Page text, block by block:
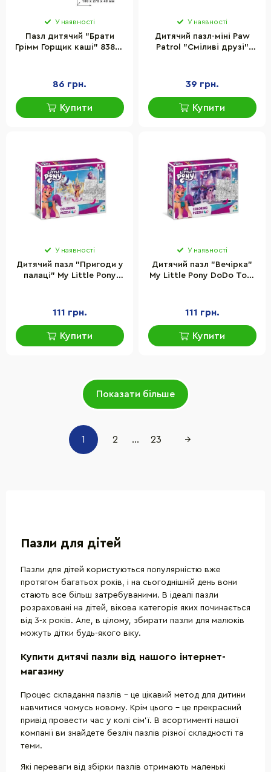
У наявності
Пазл дитячий "Брати
Грімм Горщик каші" 83897
86 грн.
Купити
У наявності
Дитячий пазл-міні Paw
Patrol "Сміливі друзі"
39 грн.
Купити
У наявності
Дитячий пазл "Пригоди у
палаці" My Little Pony
111 грн.
Купити
У наявності
Дитячий пазл "Вечірка"
My Little Pony DoDo Toys
111 грн.
Купити
Показати більше
1 2 ... 23 →
Пазли для дітей
Пазли для дітей користуються популярністю вже
протягом багатьох років, і на сьогоднішній день вони
стають все більш затребуваними. В ідеалі пазли
розраховані на дітей, вікова категорія яких починається
від 3-х років. Але, в цілому, збирати пазли для малюків
можуть дітки будь-якого віку.
Купити дитячі пазли від нашого інтернет-
магазину
Процес складання пазлів - це цікавий метод для дитини
навчитися чомусь новому. Крім цього - це прекрасний
привід провести час у колі сім'ї. В асортименті нашої
компанії ви знайдете безліч пазлів різної складності та
теми.
Які переваги від збірки пазлів отримають маленькі